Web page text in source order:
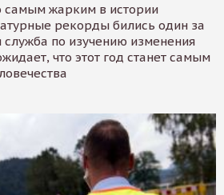
самым жарким в истории
рекорды бились один за
служба по изучению изменения
что этот год станет самым